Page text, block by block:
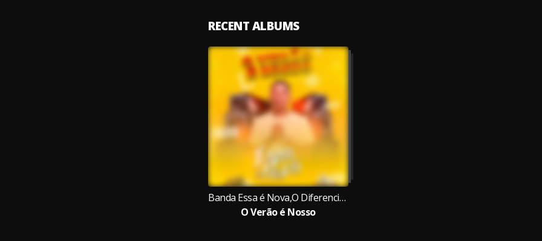
RECENT ALBUMS
Banda Essa é Nova,O Diferenciado na Voz
O Verão é Nosso